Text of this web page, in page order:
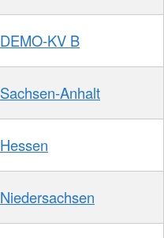
DEMO-KV B
Sachsen-Anhalt
Hessen
Niedersachsen